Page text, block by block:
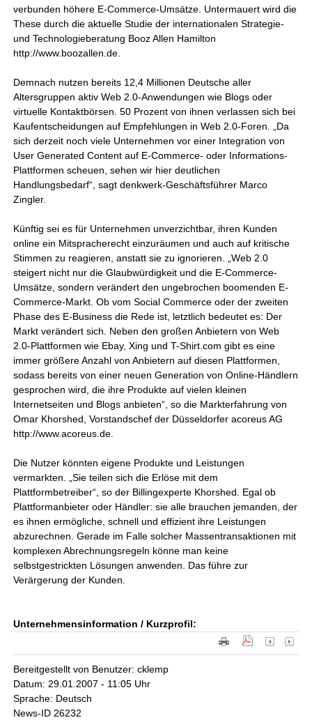
verbunden höhere E-Commerce-Umsätze. Untermauert wird die
These durch die aktuelle Studie der internationalen Strategie-
und Technologieberatung Booz Allen Hamilton
http://www.boozallen.de.
Demnach nutzen bereits 12,4 Millionen Deutsche aller
Altersgruppen aktiv Web 2.0-Anwendungen wie Blogs oder
virtuelle Kontaktbörsen. 50 Prozent von ihnen verlassen sich bei
Kaufentscheidungen auf Empfehlungen in Web 2.0-Foren. „Da
sich derzeit noch viele Unternehmen vor einer Integration von
User Generated Content auf E-Commerce- oder Informations-
Plattformen scheuen, sehen wir hier deutlichen
Handlungsbedarf“, sagt denkwerk-Geschäftsführer Marco
Zingler.
Künftig sei es für Unternehmen unverzichtbar, ihren Kunden
online ein Mitspracherecht einzuräumen und auch auf kritische
Stimmen zu reagieren, anstatt sie zu ignorieren. „Web 2.0
steigert nicht nur die Glaubwürdigkeit und die E-Commerce-
Umsätze, sondern verändert den ungebrochen boomenden E-
Commerce-Markt. Ob vom Social Commerce oder der zweiten
Phase des E-Business die Rede ist, letztlich bedeutet es: Der
Markt verändert sich. Neben den großen Anbietern von Web
2.0-Plattformen wie Ebay, Xing und T-Shirt.com gibt es eine
immer größere Anzahl von Anbietern auf diesen Plattformen,
sodass bereits von einer neuen Generation von Online-Händlern
gesprochen wird, die ihre Produkte auf vielen kleinen
Internetseiten und Blogs anbieten“, so die Markterfahrung von
Omar Khorshed, Vorstandschef der Düsseldorfer acoreus AG
http://www.acoreus.de.
Die Nutzer könnten eigene Produkte und Leistungen
vermarkten. „Sie teilen sich die Erlöse mit dem
Plattformbetreiber“, so der Billingexperte Khorshed. Egal ob
Plattformanbieter oder Händler: sie alle brauchen jemanden, der
es ihnen ermögliche, schnell und effizient ihre Leistungen
abzurechnen. Gerade im Falle solcher Massentransaktionen mit
komplexen Abrechnungsregeln könne man keine
selbstgestrickten Lösungen anwenden. Das führe zur
Verärgerung der Kunden.
Unternehmensinformation / Kurzprofil:
Bereitgestellt von Benutzer: cklemp
Datum: 29.01.2007 - 11:05 Uhr
Sprache: Deutsch
News-ID 26232